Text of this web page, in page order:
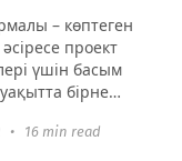
– көптеген
проект
үшін басым
бірнеше
айналды.
• 16 min read